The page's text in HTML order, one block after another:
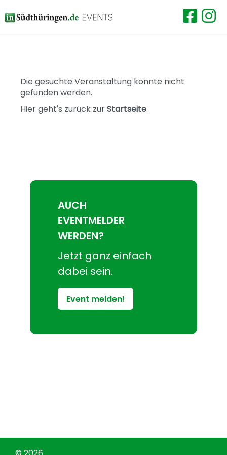
Die gesuchte Veranstaltung konnte nicht
gefunden werden.
Hier geht's zurück zurStartseite.
AUCH
EVENTMELDER
WERDEN?
Jetzt ganz einfach
dabei sein.
Event melden!